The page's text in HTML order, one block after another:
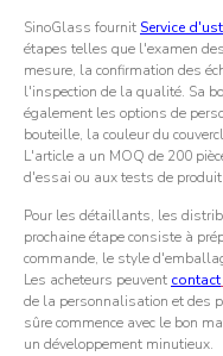
SinoGlass fournit Service
étapes telles que l'examen
mesure, la confirmation des
l'inspection de la qualité. Sa
également les options de
bouteille, la couleur du
L'article a un MOQ de 200
d'essai ou aux tests de produit
Pour les détaillants, les
prochaine étape consiste à
commande, le style
Les acheteurs peuvent contact
de la personnalisation et des
sûre commence avec le bon
un développement minutieux.